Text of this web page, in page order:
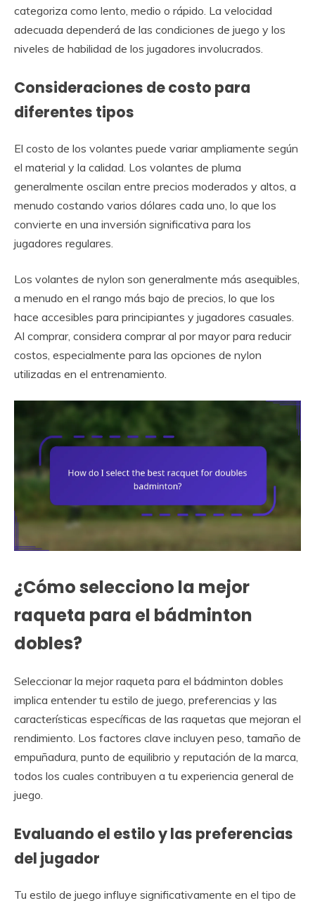
categoriza como lento, medio o rápido. La velocidad
adecuada dependerá de las condiciones de juego y los
niveles de habilidad de los jugadores involucrados.
Consideraciones de costo para
diferentes tipos
El costo de los volantes puede variar ampliamente según
el material y la calidad. Los volantes de pluma
generalmente oscilan entre precios moderados y altos, a
menudo costando varios dólares cada uno, lo que los
convierte en una inversión significativa para los
jugadores regulares.
Los volantes de nylon son generalmente más asequibles,
a menudo en el rango más bajo de precios, lo que los
hace accesibles para principiantes y jugadores casuales.
Al comprar, considera comprar al por mayor para reducir
costos, especialmente para las opciones de nylon
utilizadas en el entrenamiento.
¿Cómo selecciono la mejor
raqueta para el bádminton
dobles?
Seleccionar la mejor raqueta para el bádminton dobles
implica entender tu estilo de juego, preferencias y las
características específicas de las raquetas que mejoran el
rendimiento. Los factores clave incluyen peso, tamaño de
empuñadura, punto de equilibrio y reputación de la marca,
todos los cuales contribuyen a tu experiencia general de
juego.
Evaluando el estilo y las preferencias
del jugador
Tu estilo de juego influye significativamente en el tipo de